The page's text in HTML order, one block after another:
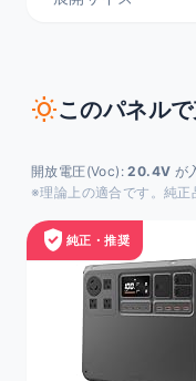
wb_sunnyこのパネル
開放電圧(Voc):20.4V が
※理論上の適合です。純正
verified_user 純正・推奨